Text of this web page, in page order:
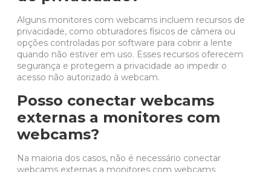
Alguns monitores com webcams incluem recursos de
privacidade, como obturadores físicos de câmera ou
opções controladas por software para cobrir a lente
quando não estiver em uso. Esses recursos oferecem
segurança e protegem a privacidade ao impedir o
acesso não autorizado à webcam.
Posso conectar webcams
externas a monitores com
webcams?
Na maioria dos casos, não é necessário conectar
webcams externas a monitores com webcams